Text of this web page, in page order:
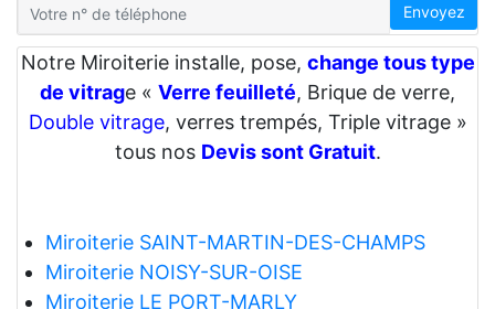
Envoyez
Notre Miroiterie installe, pose, change tous type
de vitrage « Verre feuilleté, Brique de verre,
Double vitrage, verres trempés, Triple vitrage »
tous nos Devis sont Gratuit.
Miroiterie SAINT-MARTIN-DES-CHAMPS
Miroiterie NOISY-SUR-OISE
Miroiterie LE PORT-MARLY